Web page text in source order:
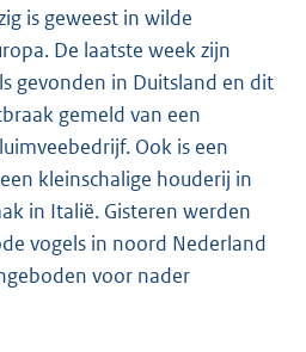
is geweest in wilde
De laatste week zijn
gevonden in Duitsland en dit
gemeld van een
Ook is een
kleinschalige houderij in
in Italië. Gisteren werden
vogels in noord Nederland
voor nader